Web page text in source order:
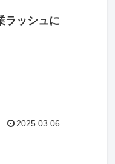
ラッシュに
2025.03.06